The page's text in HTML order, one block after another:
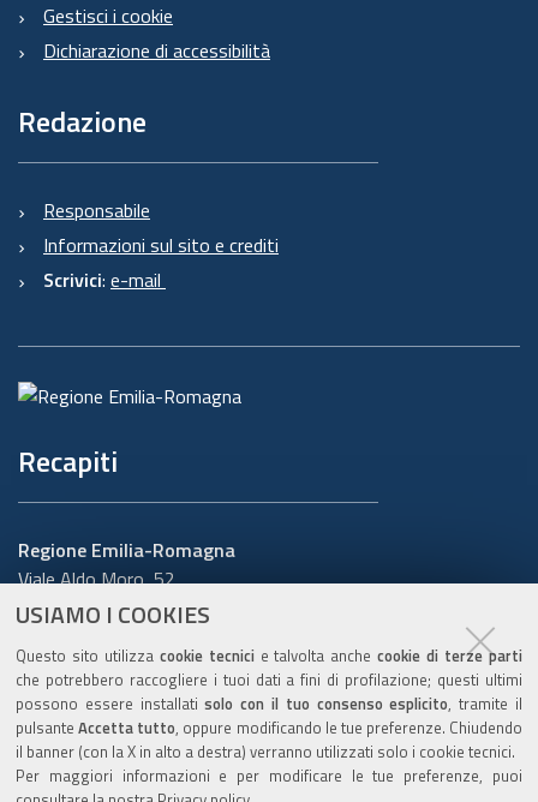
USIAMO I COOKIES
Questo sito utilizza cookie tecnici e talvolta anchecookie di terze parti
che potrebbero raccogliere i tuoi dati a fini di profilazione; questi ultimi
possono essere installatisolo con il tuo consenso esplicito, tramite il
pulsanteAccetta tutto, oppure modificando le tue preferenze. Chiudendo
il banner (con la X in alto a destra) verranno utilizzati solo i cookie tecnici.
Per maggiori informazioni e per modificare le tue preferenze, puoi
Gestisci i cookie
Dichiarazione di accessibilità
Redazione
Responsabile
Informazioni sul sito e crediti
Scrivici: e-mail
Recapiti
Regione Emilia-Romagna
Viale Aldo Moro, 52
40127 Bologna
Cerca telefoni o indirizzi
URP